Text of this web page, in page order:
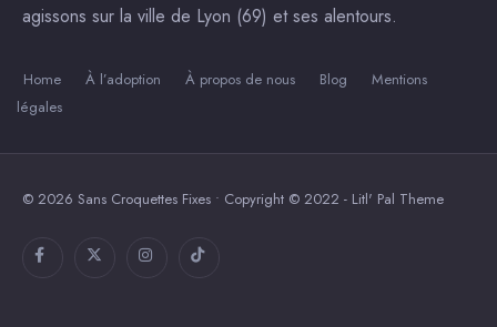
agissons sur la ville de Lyon (69) et ses alentours.
Home À l’adoption À propos de nous Blog
Mentions
légales
© 2026 Sans Croquettes Fixes • Copyright © 2022 - Litl' Pal Theme